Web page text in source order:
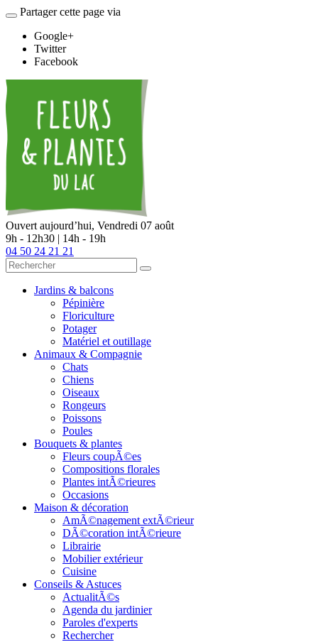
Partager cette page via
Google+
Twitter
Facebook
Ouvert aujourd’hui, Vendredi 07 août
9h - 12h30 | 14h - 19h
04 50 24 21 21
Jardins & balcons
Pépinière
Floriculture
Potager
Matériel et outillage
Animaux & Compagnie
Chats
Chiens
Oiseaux
Rongeurs
Poissons
Poules
Bouquets & plantes
Fleurs coupÃ©es
Compositions florales
Plantes intÃ©rieures
Occasions
Maison & décoration
AmÃ©nagement extÃ©rieur
DÃ©coration intÃ©rieure
Librairie
Mobilier extérieur
Cuisine
Conseils & Astuces
ActualitÃ©s
Agenda du jardinier
Paroles d'experts
Rechercher